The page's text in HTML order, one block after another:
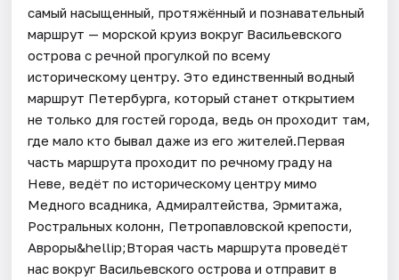
самый насыщенный, протяжённый и познавательный
маршрут — морской круиз вокруг Васильевского
острова с речной прогулкой по всему
историческому центру. Это единственный водный
маршрут Петербурга, который станет открытием
не только для гостей города, ведь он проходит там,
где мало кто бывал даже из его жителей.Первая
часть маршрута проходит по речному граду на
Неве, ведёт по историческому центру мимо
Медного всадника, Адмиралтейства, Эрмитажа,
Ростральных колонн, Петропавловской крепости,
Авроры&hellip;Вторая часть маршрута проведёт
нас вокруг Васильевского острова и отправит в